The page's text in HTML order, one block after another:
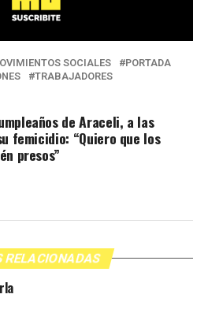
SOCIALES
PORTADA
TRABAJADORES
de Araceli, a las
femicidio: “Quiero que los
presos”
RELACIONADAS